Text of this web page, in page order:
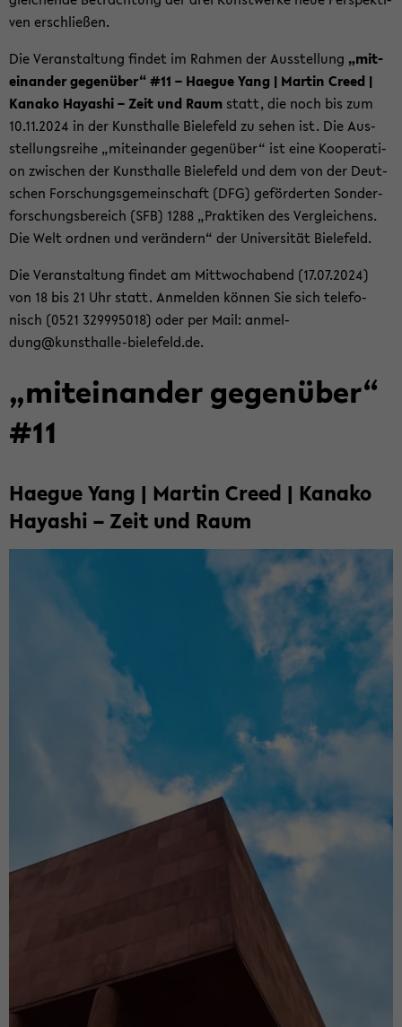
ven er­schlie­ßen.
Die Ver­an­stal­tung fin­det im Rah­men der Aus­stel­lung „mit­
ein­an­der ge­gen­über“ #11 – Ha­e­gue Yang | Mar­tin Creed |
Ka­na­ko Ha­ya­shi – Zeit und Raum statt, die noch bis zum
10.11.2024 in der Kunst­hal­le Bie­le­feld zu sehen ist. Die Aus­
stel­lungs­rei­he „mit­ein­an­der ge­gen­über“ ist eine Ko­ope­ra­ti­
on zwi­schen der Kunst­hal­le Bie­le­feld und dem von der Deut­
schen For­schungs­ge­mein­schaft (DFG) ge­för­der­ten Son­der­
for­schungs­be­reich (SFB) 1288 „Prak­ti­ken des Ver­glei­chens.
Die Welt ord­nen und ver­än­dern“ der Uni­ver­si­tät Bie­le­feld.
Die Ver­an­stal­tung fin­det am Mitt­woch­abend (17.07.2024)
von 18 bis 21 Uhr statt. An­mel­den kön­nen Sie sich te­le­fo­
nisch (0521 329995018) oder per Mail: an­mel­
dung@kunsthalle-​bielefeld.de.
„mit­ein­an­der ge­gen­über“
#11
Ha­e­gue Yang | Mar­tin Creed | Ka­na­ko
Ha­ya­shi – Zeit und Raum